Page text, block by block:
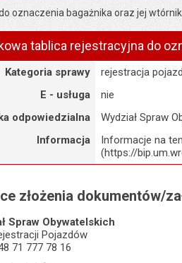
oznaczenia bagażnika oraz jej wtórnik
tablica rejestracyjna do
Kategoria sprawy
rejestracja
E - usługa
nie
odpowiedzialna
Wydział Spraw
Informacja
Informacje na
(https://
złożenia dokumentów/
Spraw Obywatelskich
Pojazdów
71 777 78 16